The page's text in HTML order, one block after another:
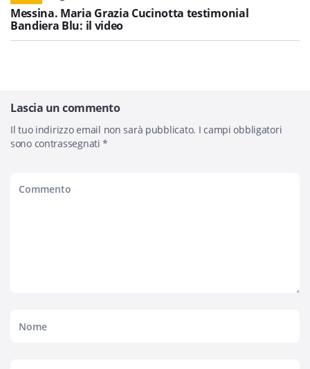
Messina. Maria Grazia Cucinotta testimonial
Bandiera Blu: il video
Lascia un commento
Il tuo indirizzo email non sarà pubblicato. I campi obbligatori
sono contrassegnati*